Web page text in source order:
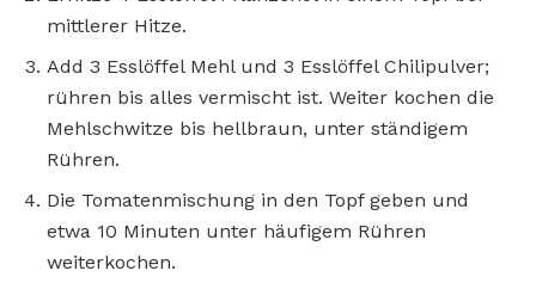
mittlerer Hitze.
Add 3 Esslöffel Mehl und 3 Esslöffel Chilipulver;
rühren bis alles vermischt ist. Weiter kochen die
Mehlschwitze bis hellbraun, unter ständigem
Rühren.
Die Tomatenmischung in den Topf geben und
etwa 10 Minuten unter häufigem Rühren
weiterkochen.